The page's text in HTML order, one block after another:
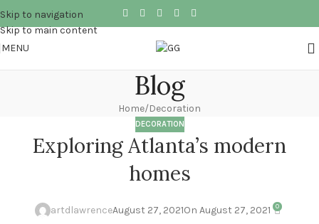
Skip to navigation
Skip to main content
MENU
Blog
Home Decoration
DECORATION
Exploring Atlanta’s modern
homes
artdlawrenceAugust 27, 2021On August 27, 2021 0